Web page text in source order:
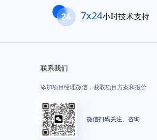
7x24小时技术支持
联系我们
添加项目经理微信，获取项目方案和报价
微信扫码关注、咨询